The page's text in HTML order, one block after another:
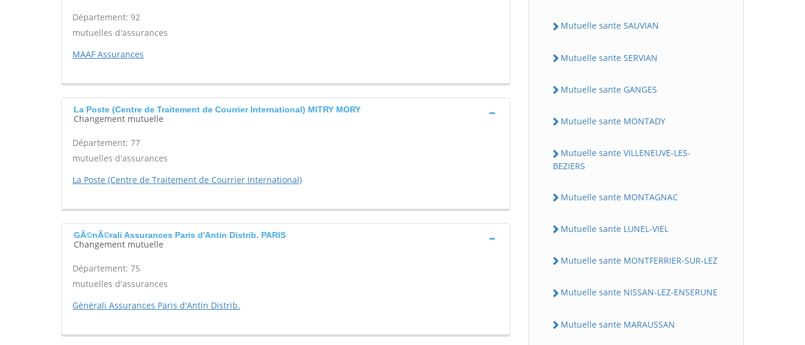
Département: 92
mutuelles d'assurances
MAAF Assurances
La Poste (Centre de Traitement de Courrier International) MITRY MORY
Changement mutuelle
Département: 77
mutuelles d'assurances
La Poste (Centre de Traitement de Courrier International)
GÃ©nÃ©rali Assurances Paris d'Antin Distrib. PARIS
Changement mutuelle
Département: 75
mutuelles d'assurances
Générali Assurances Paris d'Antin Distrib.
Mutuelle sante SAUVIAN
Mutuelle sante SERVIAN
Mutuelle sante GANGES
Mutuelle sante MONTADY
Mutuelle sante VILLENEUVE-LES-
BEZIERS
Mutuelle sante MONTAGNAC
Mutuelle sante LUNEL-VIEL
Mutuelle sante MONTFERRIER-SUR-LEZ
Mutuelle sante NISSAN-LEZ-ENSERUNE
Mutuelle sante MARAUSSAN